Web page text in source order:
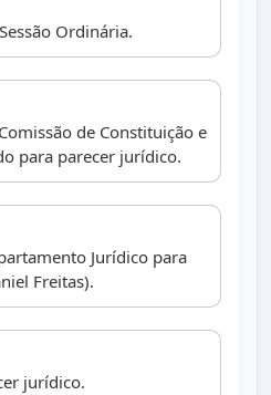
Ordinária.
de Constituição e
para parecer jurídico.
Jurídico para
Freitas).
jurídico.